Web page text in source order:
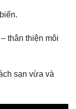
thân thiện môi
sạn vừa và